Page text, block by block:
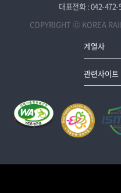
대표전화 : 042-472-
COPYRIGHT ⓒ KOREA
계열사
관련사이트